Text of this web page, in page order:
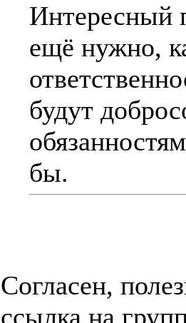
Интересный
ещё нужно,
будут
бы.
Согласен,
ссылка на